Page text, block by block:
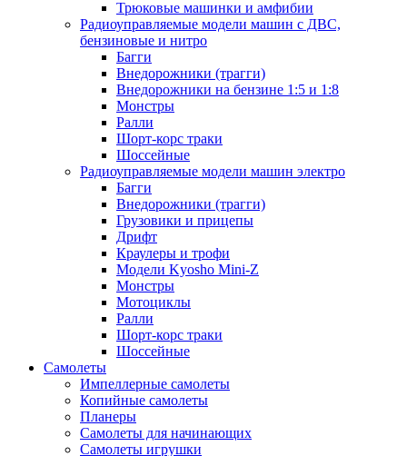
Трюковые машинки и амфибии
Радиоуправляемые модели машин с ДВС,
бензиновые и нитро
Багги
Внедорожники (трагги)
Внедорожники на бензине 1:5 и 1:8
Монстры
Ралли
Шорт-корс траки
Шоссейные
Радиоуправляемые модели машин электро
Багги
Внедорожники (трагги)
Грузовики и прицепы
Дрифт
Краулеры и трофи
Модели Kyosho Mini-Z
Монстры
Мотоциклы
Ралли
Шорт-корс траки
Шоссейные
Самолеты
Импеллерные самолеты
Копийные самолеты
Планеры
Самолеты для начинающих
Самолеты игрушки